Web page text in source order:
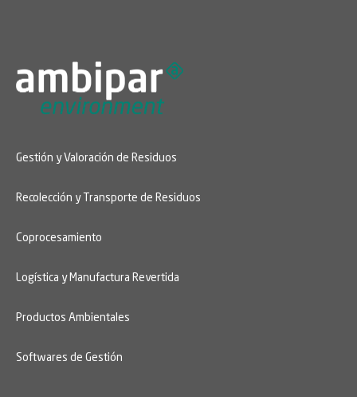
Gestión y Valoración de Residuos
Recolección y Transporte de Residuos
Coprocesamiento
Logística y Manufactura Revertida
Productos Ambientales
Softwares de Gestión